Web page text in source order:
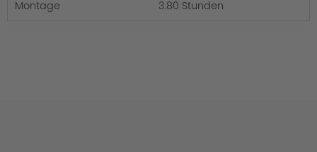
Montage
3.80 Stunden